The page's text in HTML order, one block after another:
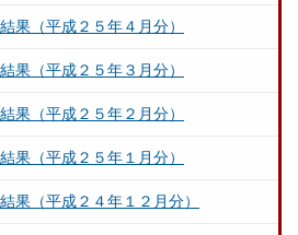
果（平成２５年４月分）
果（平成２５年３月分）
果（平成２５年２月分）
果（平成２５年１月分）
果（平成２４年１２月分）